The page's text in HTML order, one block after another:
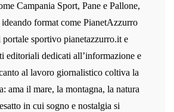
Campania Sport, Pane e Pallone,
format come PianetAzzurro
sportivo pianetazzurro.it e
editoriali dedicati all’informazione e
al lavoro giornalistico coltiva la
ama il mare, la montagna, la natura
in cui sogno e nostalgia si